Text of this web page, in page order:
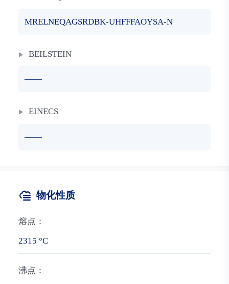
MRELNEQAGSRDBK-UHFFFAOYSA-N
BEILSTEIN
——
EINECS
——
物化性质
熔点：
2315 °C
沸点：